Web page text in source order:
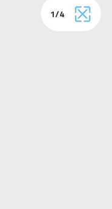
1/4 Vollbild